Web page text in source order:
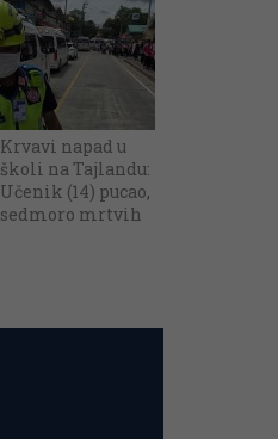
Krvavi napad u
školi na Tajlandu:
Učenik (14) pucao,
sedmoro mrtvih